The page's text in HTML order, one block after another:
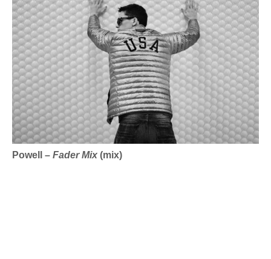
Powell – Fader Mix (mix)